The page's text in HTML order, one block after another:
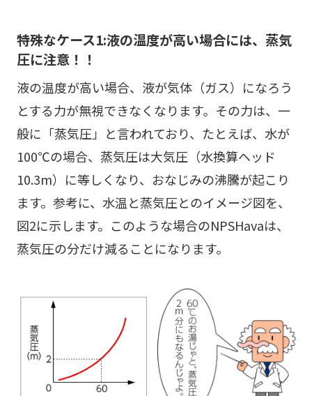
特殊なケース1:液の温度が高い場合には、蒸気
圧に注意！！
液の温度が高い場合、液が気体（ガス）になろう
とする力が無視できなくなります。その力は、一
般に「蒸気圧」と言われており、たとえば、水が
100℃の場合、蒸気圧は大気圧（水換算ヘッド
10.3m）に等しくなり、おなじみの沸騰が起こり
ます。参考に、水温と蒸気圧とのイメージ図を、
図2に示します。このような場合のNPSHavaは、
蒸気圧の分だけ減ることになります。